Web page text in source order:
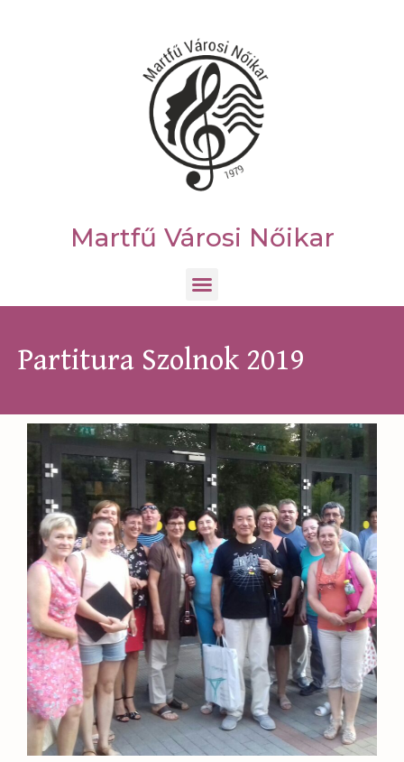
Martfű Városi Nőikar
Partitura Szolnok 2019